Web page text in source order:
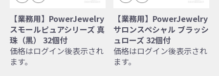
【業務用】PowerJewelry
スモールピュアシリーズ 真
珠（黒） 32個付
価格はログイン後表示され
ます。
【業務用】PowerJewelry
サロンスペシャル ブラッシ
ュローズ 32個付
価格はログイン後表示され
ます。